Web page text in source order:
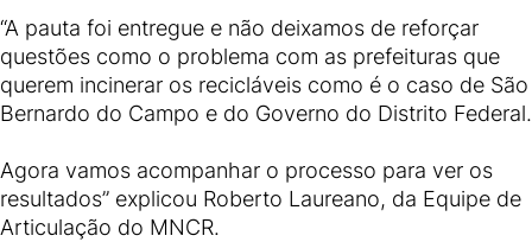
“A pauta foi entregue e não deixamos de reforçar
questões como o problema com as prefeituras que
querem incinerar os recicláveis como é o caso de São
Bernardo do Campo e do Governo do Distrito Federal.
Agora vamos acompanhar o processo para ver os
resultados” explicou Roberto Laureano, da Equipe de
Articulação do MNCR.